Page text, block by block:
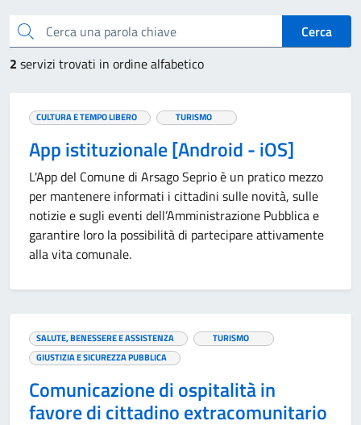
Cerca una parola chiave
Cerca
2 servizi trovati in ordine alfabetico
CULTURA E TEMPO LIBERO TURISMO
App istituzionale [Android - iOS]
L'App del Comune di Arsago Seprio è un pratico mezzo
per mantenere informati i cittadini sulle novità, sulle
notizie e sugli eventi dell’Amministrazione Pubblica e
garantire loro la possibilità di partecipare attivamente
alla vita comunale.
SALUTE, BENESSERE E ASSISTENZA
TURISMO
GIUSTIZIA E SICUREZZA PUBBLICA
Comunicazione di ospitalità in
favore di cittadino extracomunitario